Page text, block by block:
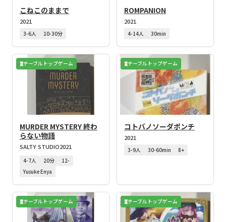
こねこのままで
2021
3-6人 10-30分
ROMPANION
2021
4-14人 30min
テーブルトップゲーム
MURDER MYSTERY 終わ
らない物語
SALTY STUDIO2021
4-7人 20分
12-
Yusuke Enya
テーブルトップゲーム
コトバノソーダポンチ
2021
3-9人 30-60min 8+
テーブルトップゲーム テーブルトップゲーム